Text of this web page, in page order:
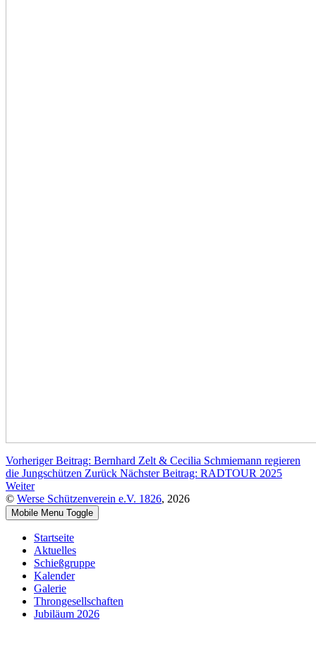
Vorheriger Beitrag: Bernhard Zelt & Cecilia Schmiemann regieren
die Jungschützen Zurück Nächster Beitrag: RADTOUR 2025
Weiter
© Werse Schützenverein e.V. 1826, 2026
Mobile Menu Toggle
Startseite
Aktuelles
Schießgruppe
Kalender
Galerie
Throngesellschaften
Jubiläum 2026